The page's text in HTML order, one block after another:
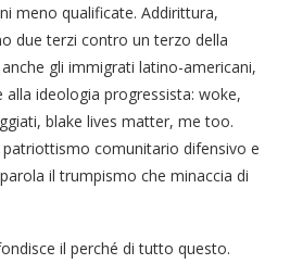
meno qualificate. Addirittura,
due terzi contro un terzo della
gli immigrati latino-americani,
alla ideologia progressista: woke,
blake lives matter, me too.
comunitario difensivo e
il trumpismo che minaccia di
il perché di tutto questo.